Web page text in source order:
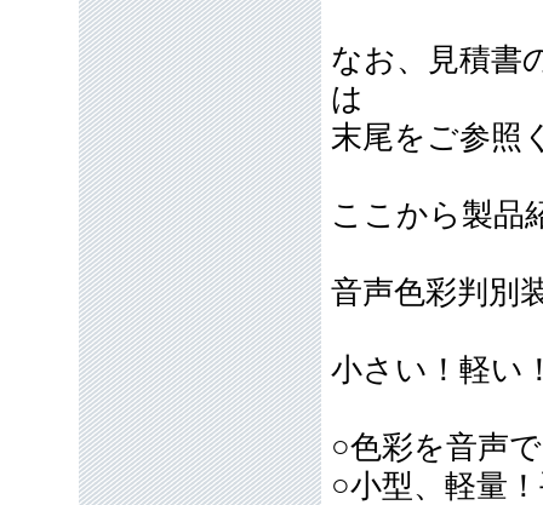
なお、見積書
は
末尾をご参照
ここから製品
音声色彩判別
小さい！軽い
○色彩を音声
○小型、軽量